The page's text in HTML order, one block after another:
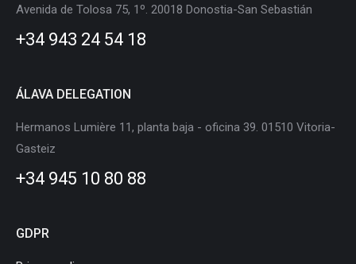
windowwindowwindowwindowwindow
Avenida de Tolosa 75, 1º. 20018 Donostia-San Sebastián
+34 943 24 54 18
ÁLAVA DELEGATION
Hermanos Lumière 11, planta baja - oficina 39. 01510 Vitoria-
Gasteiz
+34 945 10 80 88
GDPR